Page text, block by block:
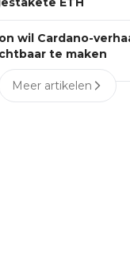
wil Cardano-
te maken
Meer artikelen